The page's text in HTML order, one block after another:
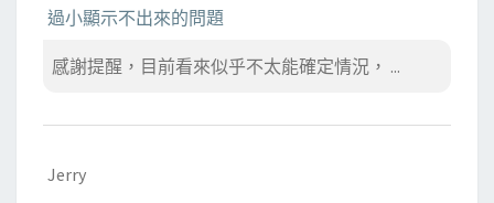
過小顯示不出來的問題
感謝提醒，目前看來似乎不太能確定情況， ...
Jerry